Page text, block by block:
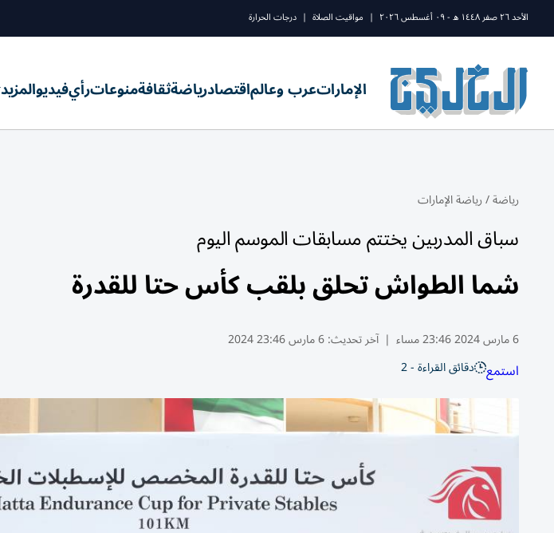
الأحد ٢٦ صفر ١٤٤٨ ه - ٠٩ أغسطس ٢٠٢٦ | مواقيت الصلاة | درجات الحرارة
الإماراتعرب وعالماقتصادرياضةثقافةمنوعاترأيفيديوالمزيد
رياضة/رياضة الإمارات
سباق المدربين يختتم مسابقات الموسم اليوم
شما الطواش تحلق بلقب كأس حتا للقدرة
6 مارس 2024 23:46 مساء | آخر تحديث:6 مارس 23:46 2024
استمع دقائق القراءة - 2